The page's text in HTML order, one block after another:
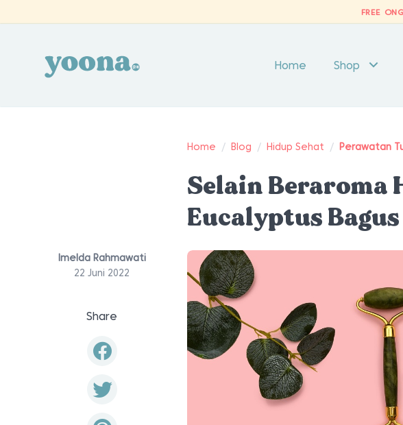
FREE
Home Shop
Home / Blog / Hidup Sehat / Perawatan
Selain Beraroma
Eucalyptus
Imelda Rahmawati
22 Juni 2022
Share